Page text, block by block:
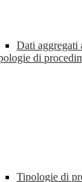
Dati aggregati
di
Tipologie di